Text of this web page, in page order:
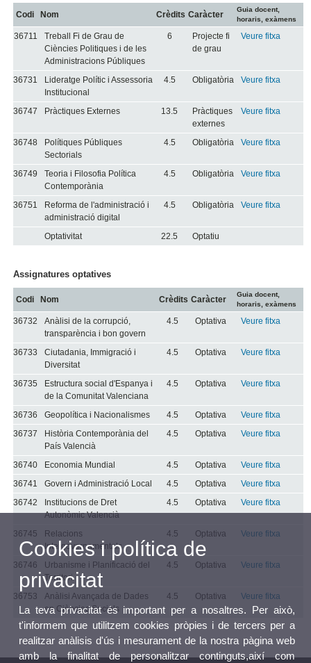
Codi Nom Crèdits Caràcter
Guia docent,
horaris, exàmens
36711
Treball Fi de Grau de
Ciències Politiques i de les
Administracions Públiques
6
Projecte fi
de grau
Veure fitxa
36731
Lideratge Polític i Assessoria
Institucional
4.5 Obligatòria Veure fitxa
36747 Pràctiques Externes 13.5
Pràctiques
externes
Veure fitxa
36748
Polítiques Públiques
Sectorials
4.5 Obligatòria Veure fitxa
36749
Teoria i Filosofia Política
Contemporània
4.5 Obligatòria Veure fitxa
36751
Reforma de l'administració i
administració digital
4.5 Obligatòria Veure fitxa
Optativitat 22.5 Optatiu
Assignatures optatives
Codi Nom Crèdits Caràcter
Guia docent,
horaris, exàmens
36732
Anàlisi de la corrupció,
transparència i bon govern
4.5 Optativa Veure fitxa
36733
Ciutadania, Immigració i
Diversitat
4.5 Optativa Veure fitxa
36735
Estructura social d'Espanya i
de la Comunitat Valenciana
4.5 Optativa Veure fitxa
36736 Geopolítica i Nacionalismes 4.5 Optativa
Veure fitxa
36737
Història Contemporània del
País Valencià
4.5 Optativa Veure fitxa
36740 Economia Mundial 4.5 Optativa
Veure fitxa
36741
Govern i Administració Local 4.5 Optativa
Veure fitxa
36742
Institucions de Dret
Autonòmic Valencià
4.5 Optativa Veure fitxa
36745
Relacions
Intergovernamentals
4.5 Optativa Veure fitxa
36746
Urbanisme i Planificació del
Territori
4.5 Optativa Veure fitxa
36753
Anàlisi Avançada de Dades
en Ciències Socials
4.5 Optativa Veure fitxa
Cookies i política de
privacitat
La teva privacitat és important per a nosaltres. Per això,
t'informem que utilitzem cookies pròpies i de tercers per a
realitzar anàlisis d'ús i mesurament de la nostra pàgina web
amb la finalitat de personalitzar continguts,així com